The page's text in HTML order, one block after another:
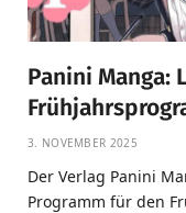
Panini Manga:
3. NOVEMBER 2025
Der Verlag Panini
Programm für den